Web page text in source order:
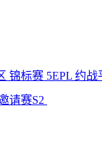
锦标赛 5EPL 约战
请赛S2